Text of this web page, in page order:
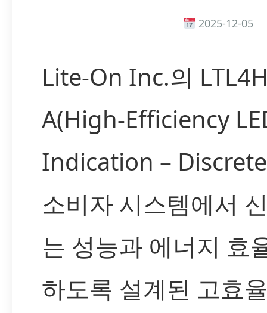
2025-12-05
Lite-On Inc.의
A(High-Efficiency
Indication –
소비자 시스템에서
는 성능과 에너지 효
하도록 설계된 고효